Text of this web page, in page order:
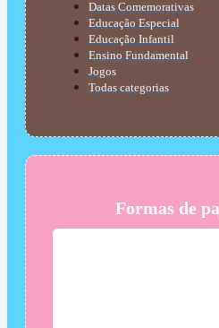
Datas Comemorativas
Educação Especial
Educação Infantil
Ensino Fundamental
Jogos
Todas categorias
Formas de